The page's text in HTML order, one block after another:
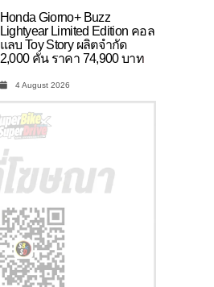
Honda Giorno+ Buzz
Lightyear Limited Edition คอล
แลบ Toy Story ผลิตจำกัด
2,000 คัน ราคา 74,900 บาท
4 August 2026